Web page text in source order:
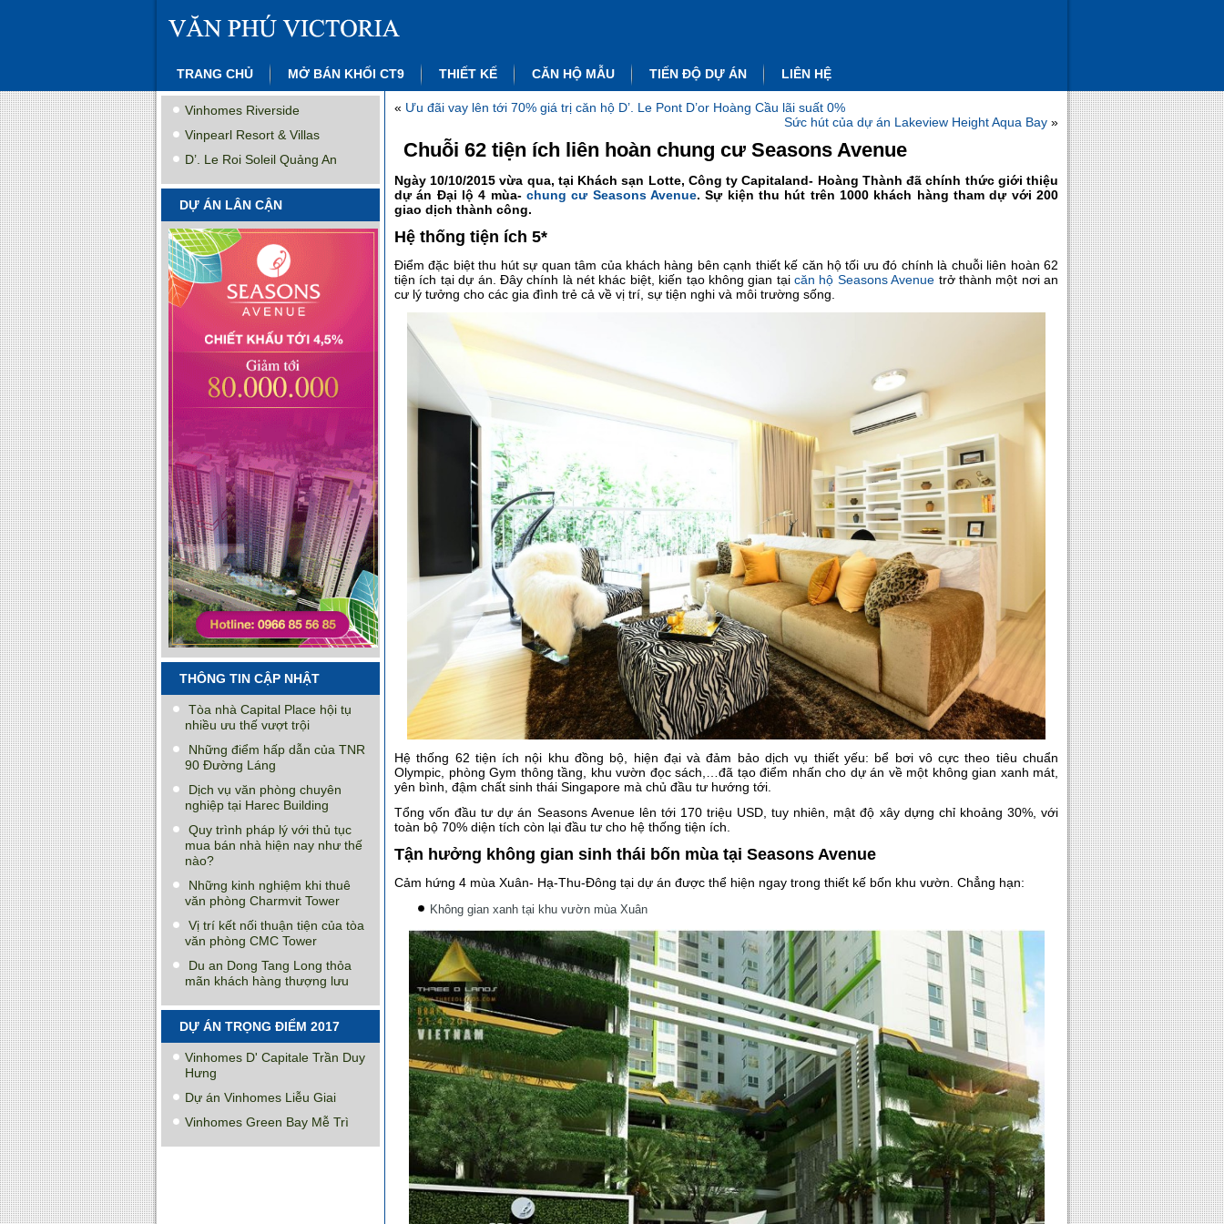
TRANG CHỦ MỞ BÁN KHỐI CT9 THIẾT KẾ CĂN HỘ MẪU TIẾN ĐỘ DỰ ÁN LIÊN HỆ
Vinhomes Riverside
Vinpearl Resort & Villas
D’. Le Roi Soleil Quảng An
DỰ ÁN LÂN CẬN
THÔNG TIN CẬP NHẬT
Tòa nhà Capital Place hội tụ
nhiều ưu thế vượt trội
Những điểm hấp dẫn của TNR
90 Đường Láng
Dịch vụ văn phòng chuyên
nghiệp tại Harec Building
Quy trình pháp lý với thủ tục
mua bán nhà hiện nay như thế
nào?
Những kinh nghiệm khi thuê
văn phòng Charmvit Tower
Vị trí kết nối thuận tiện của tòa
văn phòng CMC Tower
Du an Dong Tang Long thỏa
mãn khách hàng thượng lưu
DỰ ÁN TRỌNG ĐIỂM 2017
Vinhomes D' Capitale Trần Duy
Hưng
Dự án Vinhomes Liễu Giai
Vinhomes Green Bay Mễ Trì
« Ưu đãi vay lên tới 70% giá trị căn hộ D’. Le Pont D’or Hoàng Cầu lãi suất 0%
Sức hút của dự án Lakeview Height Aqua Bay »
Chuỗi 62 tiện ích liên hoàn chung cư Seasons Avenue
Ngày 10/10/2015 vừa qua, tại Khách sạn Lotte, Công ty Capitaland- Hoàng Thành đã chính thức giới thiệu
dự án Đại lộ 4 mùa- chung cư Seasons Avenue. Sự kiện thu hút trên 1000 khách hàng tham dự với 200
giao dịch thành công.
Hệ thống tiện ích 5*
Điểm đặc biệt thu hút sự quan tâm của khách hàng bên cạnh thiết kế căn hộ tối ưu đó chính là chuỗi liên hoàn 62
tiện ích tại dự án. Đây chính là nét khác biệt, kiến tạo không gian tại căn hộ Seasons Avenue trở thành một nơi an
cư lý tưởng cho các gia đình trẻ cả về vị trí, sự tiện nghi và môi trường sống.
Hệ thống 62 tiện ích nội khu đồng bộ, hiện đại và đảm bảo dịch vụ thiết yếu: bể bơi vô cực theo tiêu chuẩn
Olympic, phòng Gym thông tầng, khu vườn đọc sách,…đã tạo điểm nhấn cho dự án về một không gian xanh mát,
yên bình, đậm chất sinh thái Singapore mà chủ đầu tư hướng tới.
Tổng vốn đầu tư dự án Seasons Avenue lên tới 170 triệu USD, tuy nhiên, mật độ xây dựng chỉ khoảng 30%, với
toàn bộ 70% diện tích còn lại đầu tư cho hệ thống tiện ích.
Tận hưởng không gian sinh thái bốn mùa tại Seasons Avenue
Cảm hứng 4 mùa Xuân- Hạ-Thu-Đông tại dự án được thể hiện ngay trong thiết kế bốn khu vườn. Chẳng hạn:
Không gian xanh tại khu vườn mùa Xuân